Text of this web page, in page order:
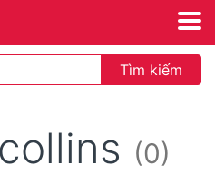
Tìm kiếm
(0)